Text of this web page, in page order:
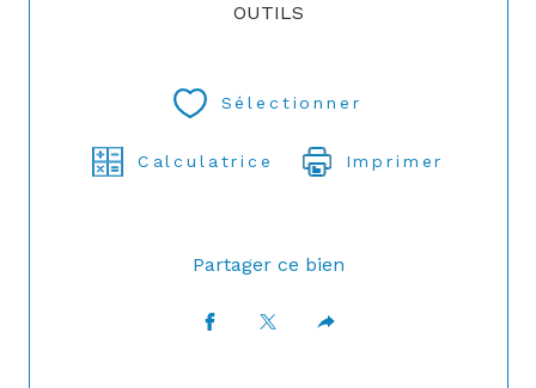
OUTILS
Sélectionner
Calculatrice Imprimer
Partager ce bien